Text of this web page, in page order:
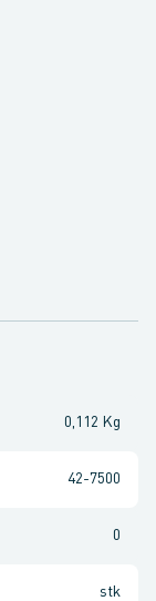
0,112 Kg
42-7500
0
stk